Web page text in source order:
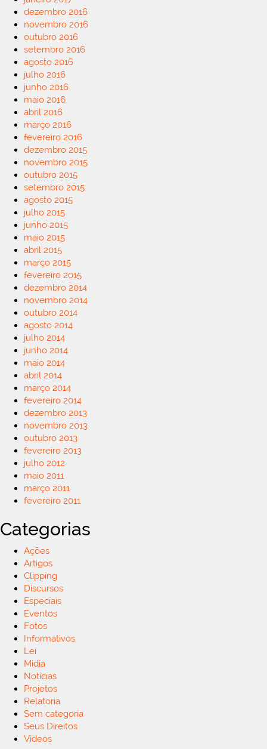
dezembro 2016
novembro 2016
outubro 2016
setembro 2016
agosto 2016
julho 2016
junho 2016
maio 2016
abril 2016
março 2016
fevereiro 2016
dezembro 2015
novembro 2015
outubro 2015
setembro 2015
agosto 2015
julho 2015
junho 2015
maio 2015
abril 2015
março 2015
fevereiro 2015
dezembro 2014
novembro 2014
outubro 2014
agosto 2014
julho 2014
junho 2014
maio 2014
abril 2014
março 2014
fevereiro 2014
dezembro 2013
novembro 2013
outubro 2013
fevereiro 2013
julho 2012
maio 2011
março 2011
fevereiro 2011
Categorias
Ações
Artigos
Clipping
Discursos
Especiais
Eventos
Fotos
Informativos
Lei
Midia
Notícias
Projetos
Relatoria
Sem categoria
Seus Direitos
Vídeos